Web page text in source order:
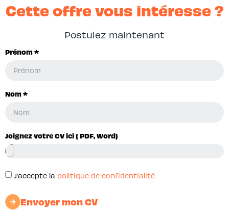
Cette offre vous intéresse ?
Postulez maintenant
Prénom *
Nom *
Joignez votre CV ici ( PDF, Word)
J’accepte la politique de confidentialité
Envoyer mon CV